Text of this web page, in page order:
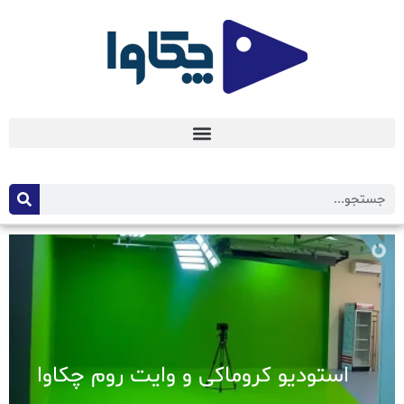
استودیو کروماکی و وایت روم چکاوا